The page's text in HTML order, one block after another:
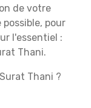
de votre
pour
l'essentiel :
Thani.
Thani ?